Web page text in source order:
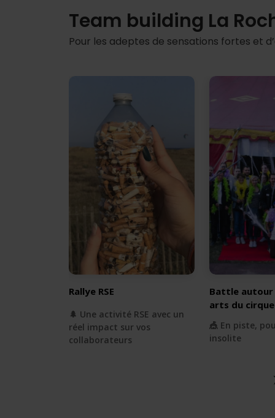
Team building La
Pour les adeptes de sensations fortes et
Rallye RSE
🌲 Une activité RSE avec un
réel impact sur vos
collaborateurs
Battle autour
arts du cirque
🎪 En piste,
insolite